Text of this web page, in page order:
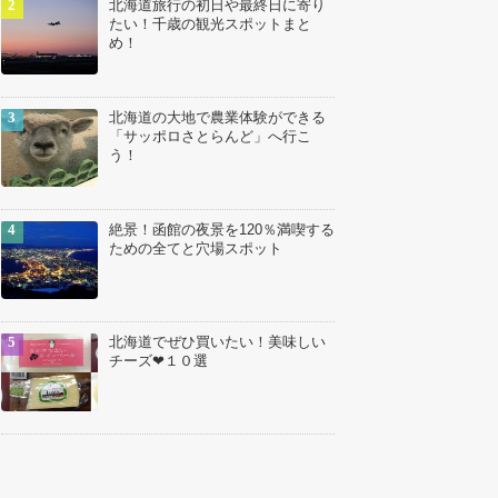
北海道旅行の初日や最終日に寄り
たい！千歳の観光スポットまと
め！
北海道の大地で農業体験ができる
「サッポロさとらんど」へ行こ
う！
絶景！函館の夜景を120％満喫する
ための全てと穴場スポット
北海道でぜひ買いたい！美味しい
チーズ❤１０選